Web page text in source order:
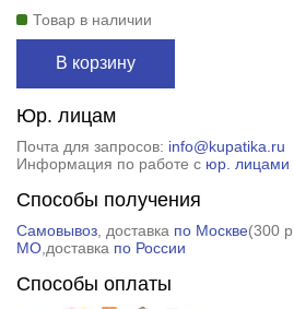
Товар в наличии
В корзину
Юр. лицам
Почта для запросов: info@kupatika.ru
Информация по работе с юр. лицами
Способы получения
Самовывоз, доставка по Москве(300 р.
МО,доставка по России
Способы оплаты